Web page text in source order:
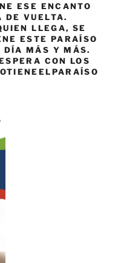
ESE ENCANTO
DE VUELTA.
LLEGA, SE
ESTE PARAÍSO
DÍA MÁS Y MÁS.
CON LOS